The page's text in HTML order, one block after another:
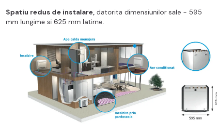
Spatiu redus de instalare, datorita dimensiunilor sale - 595
mm lungime si 625 mm latime.